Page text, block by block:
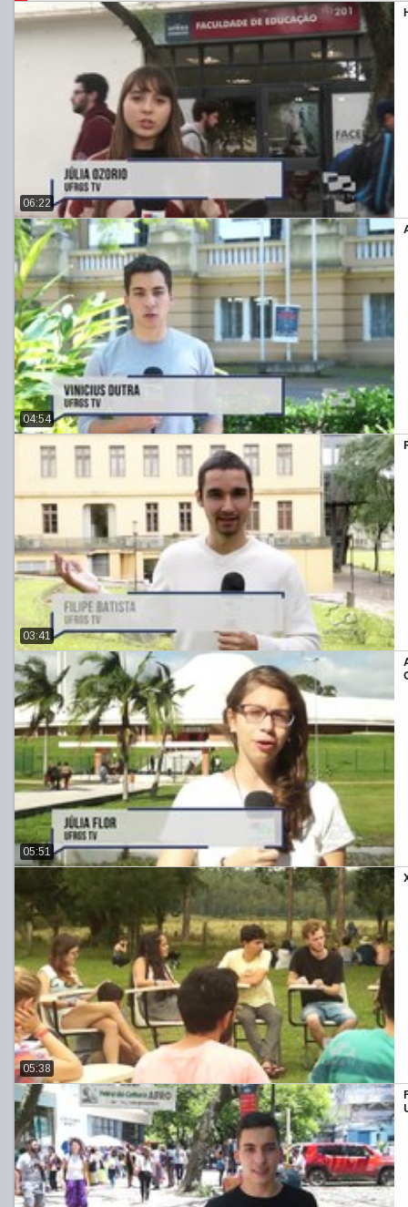
06:22
04:54
03:41
05:51
05:38